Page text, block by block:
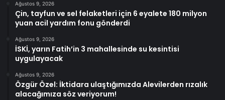
Ağustos 9, 2026
Çin, tayfun ve sel felaketleri için 6 eyalete 180 milyon
yuan acil yardım fonu gönderdi
Ağustos 9, 2026
İSKİ, yarın Fatih’in 3 mahallesinde su kesintisi
uygulayacak
Ağustos 9, 2026
Özgür Özel: İktidara ulaştığımızda Alevilerden rızalık
alacağımıza söz veriyorum!